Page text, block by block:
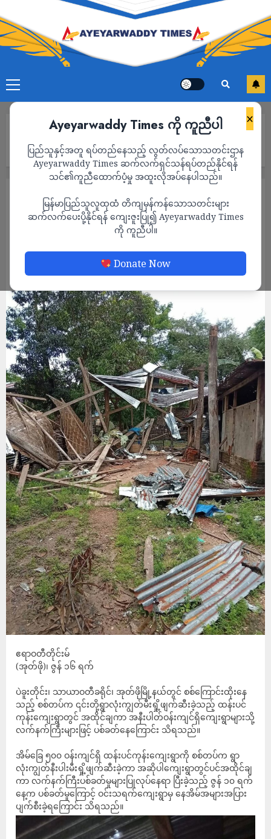
×
Ayeyarwaddy Times ကို ကူညီပါ
ပြည်သူနှင့်အတူ ရပ်တည်နေသည့် လွတ်လပ်သောသတင်းဌာန
Ayeyarwaddy Times ဆက်လက်ရှင်သန်ရပ်တည်နိုင်ရန်
သင်၏ကူညီထောက်ပံ့မှု အထူးလိုအပ်နေပါသည်။
မြန်မာပြည်သူလူထုထံ တိကျမှန်ကန်သောသတင်းများ
ဆက်လက်ပေးပို့နိုင်ရန် ကျေးဇူးပြု၍ Ayeyarwaddy Times
ကို ကူညီပါ။
Donate Now
အထိုင်ချကာ‌အနီးရှိ‌ကျေးရွာများသို့ လက်နက်ကြီးများဖြင့်ပစ်ခတ်နေ
အုတ်ဖိုတွင် စစ်တပ်က၎င်းတို့မီးရှို့ဖျက်ဆီးခဲ့
သည့် ကျေးရွာတွင် အထိုင်ချကာ‌အနီးရှိ‌ကျေးရွာ
များသို့ လက်နက်ကြီးများဖြင့်ပစ်ခတ်နေ
ADMIN JUNE 17, 2026
ဧရာဝတီတိုင်းမ်
(အုတ်ဖို)၊ ဇွန် ၁၆ ရက်
ပဲခူးတိုင်း၊ သာယာဝတီခရိုင်၊ အုတ်ဖိုမြို့နယ်တွင် စစ်ကြောင်းထိုးနေ
သည့် စစ်တပ်က ၎င်းတို့ရွာလုံးကျွတ်မီးရှို့ဖျက်ဆီးခဲ့သည့် ထန်းပင်
ကုန်းကျေးရွာတွင် အထိုင်ချကာ အနီးပါတ်ဝန်းကျင်ရှိကျေးရွာများသို့
လက်နက်ကြီးများဖြင့် ပစ်ခတ်နေကြောင်း သိရသည်။
အိမ်ခြေ ၅၀၀ ဝန်းကျင်ရှိ ထန်းပင်ကုန်းကျေးရွာကို စစ်တပ်က ရွာ
လုံးကျွတ်နီးပါးမီးရှို့ဖျက်ဆီးခဲ့ကာ အဆိုပါ‌ကျေးရွာတွင်ပင်အထိုင်ချ
ကာ လက်နက်ကြီးပစ်ခတ်မှုများပြုလုပ်နေရာ ပြီးခဲ့သည့် ဇွန် ၁၀ ရက်
နေ့က ပစ်ခတ်မှု‌ကြောင့် ဝင်းသရက်ကျေးရွာမှ နေအိမ်အများအပြား
ပျက်စီးခဲ့ရကြောင်း သိရသည်။